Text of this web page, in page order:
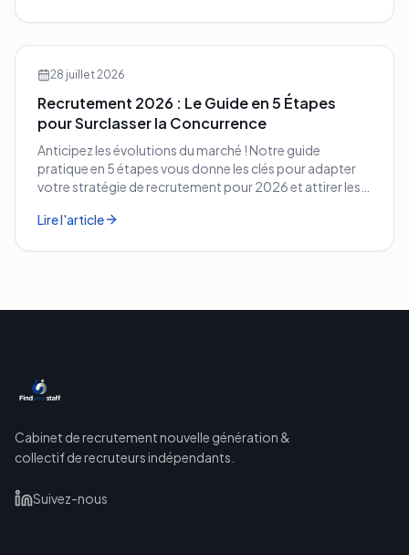
28 juillet 2026
Recrutement 2026 : Le Guide en 5 Étapes
pour Surclasser la Concurrence
Anticipez les évolutions du marché ! Notre guide
pratique en 5 étapes vous donne les clés pour adapter
votre stratégie de recrutement pour 2026 et attirer les
Lire l'article
Cabinet de recrutement nouvelle génération &
collectif de recruteurs indépendants.
Suivez-nous